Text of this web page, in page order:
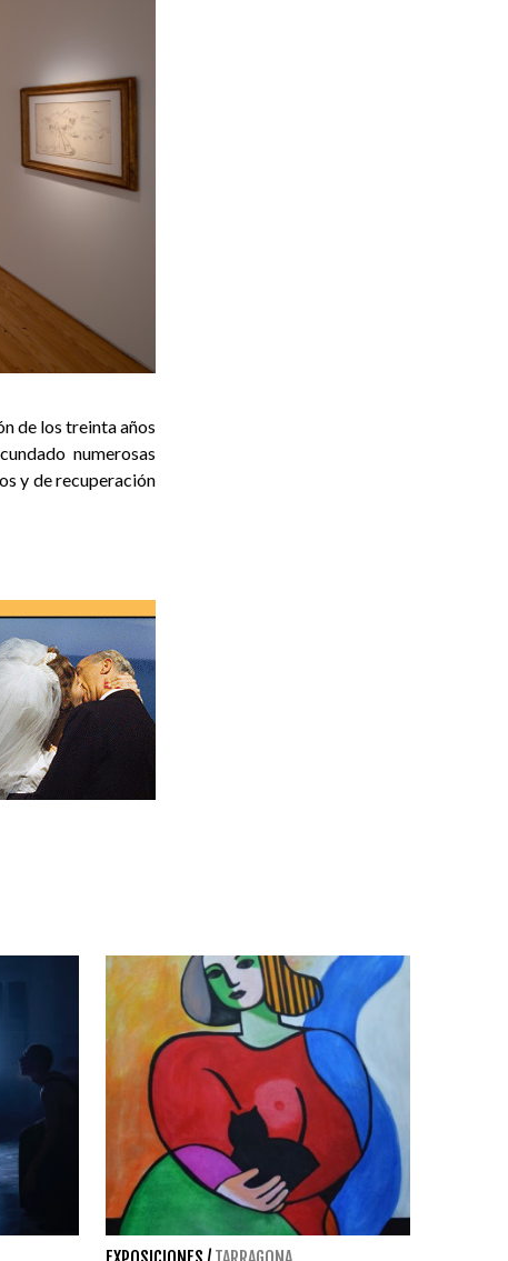
de los treinta años
numerosas
y de recuperación